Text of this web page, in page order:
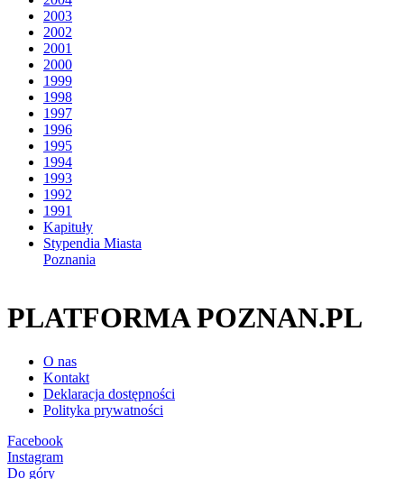
2003
2002
2001
2000
1999
1998
1997
1996
1995
1994
1993
1992
1991
Kapituły
Stypendia Miasta
Poznania
PLATFORMA POZNAN.PL
O nas
Kontakt
Deklaracja dostępności
Polityka prywatności
Facebook
Instagram
Do góry